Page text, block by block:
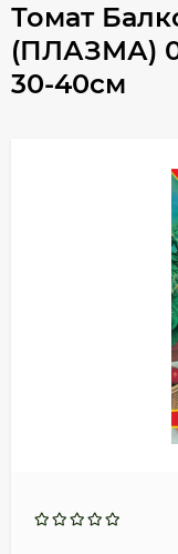
Томат
(ПЛАЗМА)
30-40см